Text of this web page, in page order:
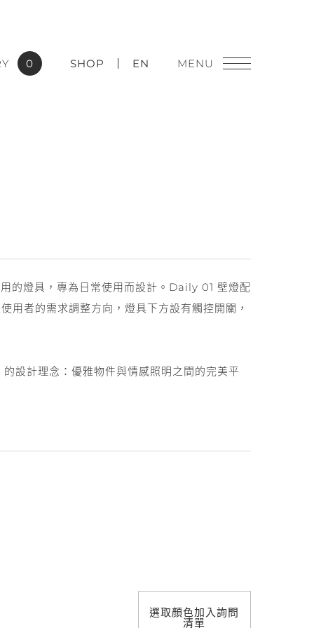
0 SHOP EN
的燈具，專為日常使用而設計。Daily 01 壁燈配
用者的需求調整方向，燈具下方設有觸控開關，
設計理念：優雅物件與情感照明之間的完美平
選取顏色加入詢問
清單